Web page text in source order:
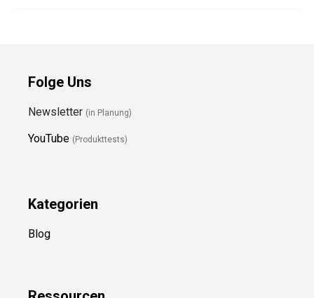
Folge Uns
Newsletter (in Planung)
YouTube (Produkttests)
Kategorien
Blog